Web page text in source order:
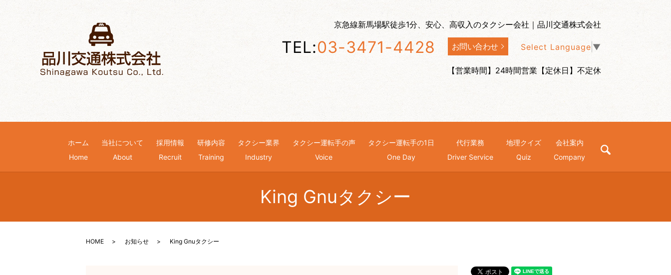
京急線新馬場駅徒歩1分、安心、高収入のタクシー会社｜品川交通株式会社
TEL:03-3471-4428 Select Language ▼
お問い合わせ
【営業時間】24時間営業【定休日】不定休
ホーム
Home
当社について
About
採用情報
Recruit
研修内容
Training
タクシー業界
Industry
タクシー運転手の声
Voice
タクシー運転手の1日
One Day
代行業務
Driver Service
地理クイズ
Quiz
会社案内
Company
King Gnuタクシー
HOME お知らせ King Gnuタクシー